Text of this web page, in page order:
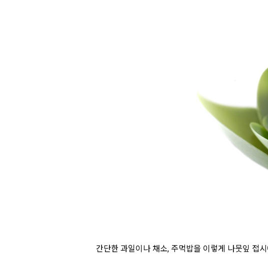
간단한 과일이나 채소, 주먹밥을 이렇게 나뭇잎 접